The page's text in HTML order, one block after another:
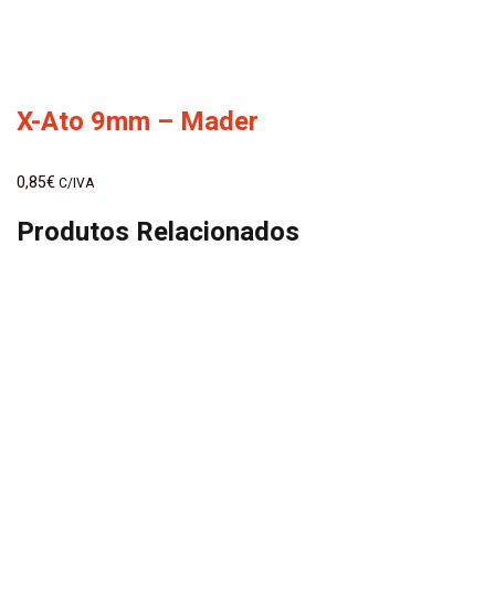
X-Ato 9mm – Mader
0,85€ C/IVA
Produtos Relacionados